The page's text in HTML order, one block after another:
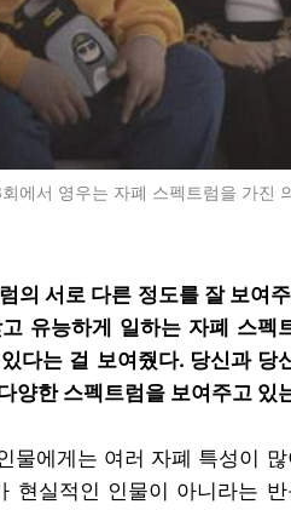
회에서 영우는 자폐 스펙트럼을 가진
의 서로 다른 정도를 잘 보여
유능하게 일하는 자폐 스펙
다는 걸 보여줬다. 당신과
양한 스펙트럼을 보여주고 있
물에게는 여러 자폐 특성이
현실적인 인물이 아니라는